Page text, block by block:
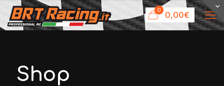
0 0,00€
Shop